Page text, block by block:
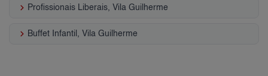
keyboard_arrow_right Profissionais Liberais, Vila Guilherme
keyboard_arrow_right Buffet Infantil, Vila Guilherme